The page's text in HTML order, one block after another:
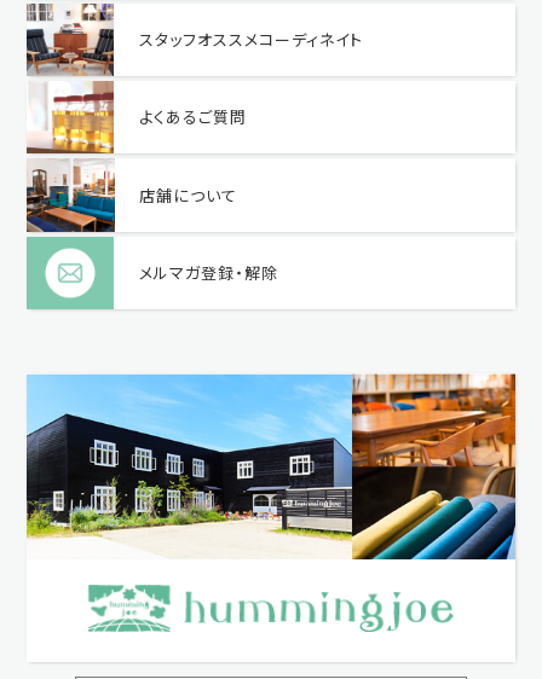
スタッフオススメコーディネイト
よくあるご質問
店舗について
メルマガ登録・解除